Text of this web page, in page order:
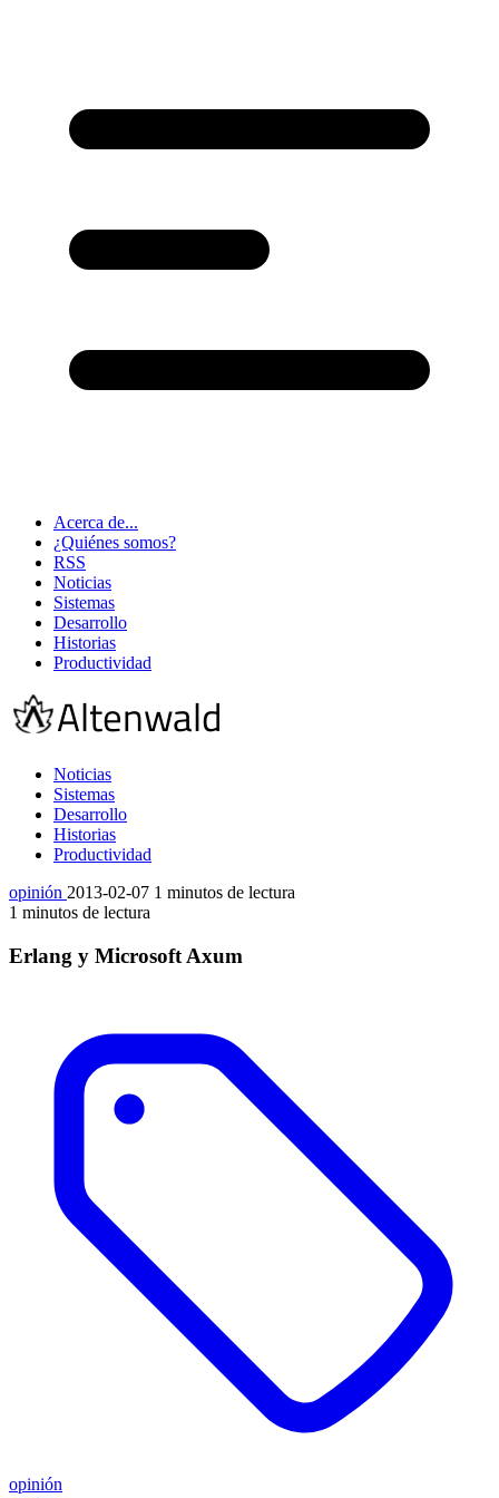
Acerca de...
¿Quiénes somos?
RSS
Noticias
Sistemas
Desarrollo
Historias
Productividad
Noticias
Sistemas
Desarrollo
Historias
Productividad
opinión 2013-02-07 1 minutos de lectura
1 minutos de lectura
Erlang y Microsoft Axum
opinión